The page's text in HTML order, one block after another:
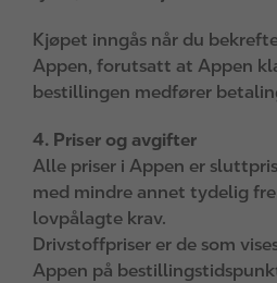
Kjøpet inngås når du
Appen, forutsatt at Appen
bestillingen medfører
4. Priser og avgifter
Alle priser i Appen er
med mindre annet tydelig
lovpålagte krav.
Drivstoffpriser er de som
Appen på